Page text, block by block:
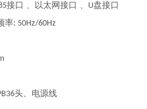
接口 、以太网接口 、 U盘接口
率: 50Hz/60Hz
头、电源线